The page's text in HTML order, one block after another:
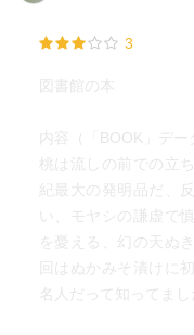
バナナがどれだけ食
3
図書館の本
内容（「BOOK」デー
桃は流しの前での立
紀最大の発明品だ、
い、モヤシの謙虚で
を憂える、幻の天ぬ
回はぬかみそ漬けに
名人だって知ってまし